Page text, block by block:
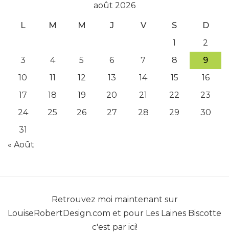
août 2026
L M M J V S
D
1
2
3
4 5 6 7 8
9
10
11 12 13 14 15
16
17
18 19 20 21 22
23
24
25 26 27 28 29
30
31
« Août
Retrouvez moi maintenant sur
LouiseRobertDesign.com et pour Les Laines Biscotte
c'est par ici!